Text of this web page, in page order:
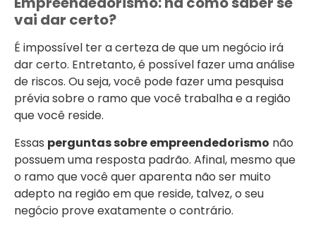
vai dar certo?
É impossível ter a certeza de que um negócio irá
dar certo. Entretanto, é possível fazer uma análise
de riscos. Ou seja, você pode fazer uma pesquisa
prévia sobre o ramo que você trabalha e a região
que você reside.
Essas perguntas sobre empreendedorismo não
possuem uma resposta padrão. Afinal, mesmo que
o ramo que você quer aparenta não ser muito
adepto na região em que reside, talvez, o seu
negócio prove exatamente o contrário.